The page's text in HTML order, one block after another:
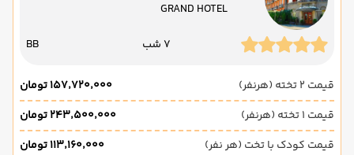
GRAND HOTEL
7 شب BB
قیمت 2 تخته (هرنفر)
۱۵۷٬۷۲۰٬۰۰۰ تومان
قیمت 1 تخته (هرنفر)
۲۴۳٬۵۰۰٬۰۰۰ تومان
قیمت کودک با تخت (هر نفر)
۱۱۳٬۱۶۰٬۰۰۰ تومان